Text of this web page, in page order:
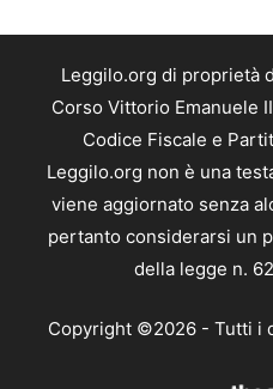
Leggilo.org di proprietà
Corso Vittorio Emanuele
Codice Fiscale e
Leggilo.org non è una
viene aggiornato senza
pertanto considerarsi un
della legge n.
Copyright ©2026 - Tutti i